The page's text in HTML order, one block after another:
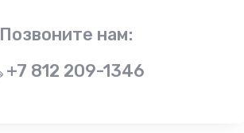
Позвоните нам:
+7 812 209-1346